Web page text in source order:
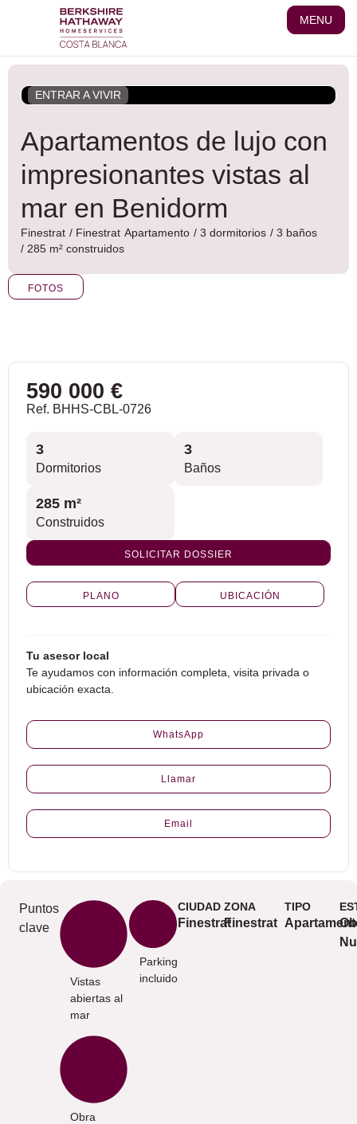
MENU
ENTRAR A VIVIR
Apartamentos de lujo con
impresionantes vistas al
mar en Benidorm
Finestrat / Finestrat Apartamento / 3 dormitorios / 3 baños
/ 285 m² construidos
FOTOS
590 000 €
Ref. BHHS-CBL-0726
3
Dormitorios
3
Baños
285 m²
Construidos
SOLICITAR DOSSIER
PLANO UBICACIÓN
Tu asesor local
Te ayudamos con información completa, visita privada o
ubicación exacta.
WhatsApp
Llamar
Email
Puntos
clave
Vistas
abiertas al
mar
Obra
Parking
incluido
CIUDAD
Finestrat
ZONA
Finestrat
TIPO